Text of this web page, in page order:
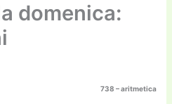
domenica:
738 – aritmetica